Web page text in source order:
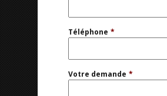
Téléphone *
Votre demande *